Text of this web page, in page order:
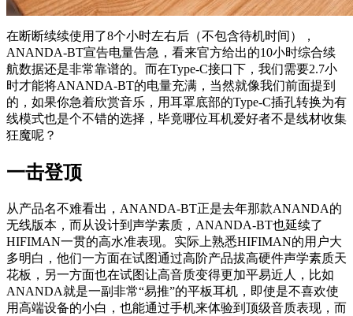
在断断续续使用了8个小时左右后（不包含待机时间），
ANANDA-BT宣告电量告急，看来官方给出的10小时综合续
航数据还是非常靠谱的。而在Type-C接口下，我们需要2.7小
时才能将ANANDA-BT的电量充满，当然就像我们前面提到
的，如果你急着欣赏音乐，用耳罩底部的Type-C插孔转换为有
线模式也是个不错的选择，毕竟哪位耳机爱好者不是线材收集
狂魔呢？
一击登顶
从产品名不难看出，ANANDA-BT正是去年那款ANANDA的
无线版本，而从设计到声学素质，ANANDA-BT也延续了
HIFIMAN一贯的高水准表现。实际上熟悉HIFIMAN的用户大
多明白，他们一方面在试图通过高阶产品拔高硬件声学素质天
花板，另一方面也在试图让高音质变得更加平易近人，比如
ANANDA就是一副非常“易推”的平板耳机，即使是不喜欢使
用高端设备的小白，也能通过手机来体验到顶级音质表现，而